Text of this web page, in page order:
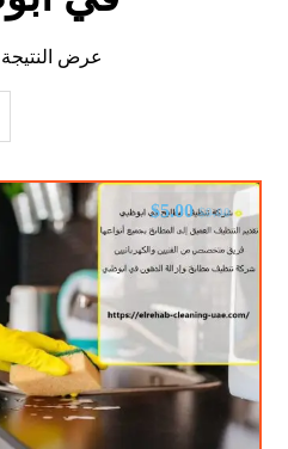
عرض النتيجة
$9.00
$5.00